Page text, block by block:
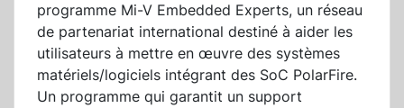
programme Mi-V Embedded Experts, un réseau
de partenariat international destiné à aider les
utilisateurs à mettre en œuvre des systèmes
matériels/logiciels intégrant des SoC PolarFire.
Un programme qui garantit un support